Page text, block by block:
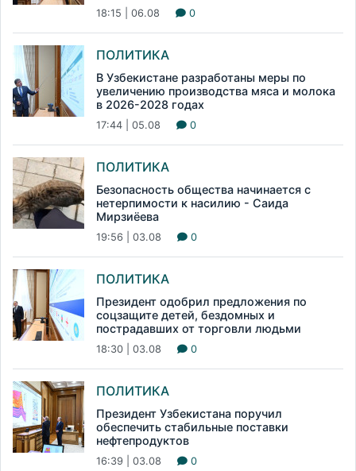
18:15 | 06.08 0
ПОЛИТИКА
В Узбекистане разработаны меры по
увеличению производства мяса и молока
в 2026-2028 годах
17:44 | 05.08 0
ПОЛИТИКА
Безопасность общества начинается с
нетерпимости к насилию - Саида
Мирзиёева
19:56 | 03.08 0
ПОЛИТИКА
Президент одобрил предложения по
соцзащите детей, бездомных и
пострадавших от торговли людьми
18:30 | 03.08 0
ПОЛИТИКА
Президент Узбекистана поручил
обеспечить стабильные поставки
нефтепродуктов
16:39 | 03.08 0